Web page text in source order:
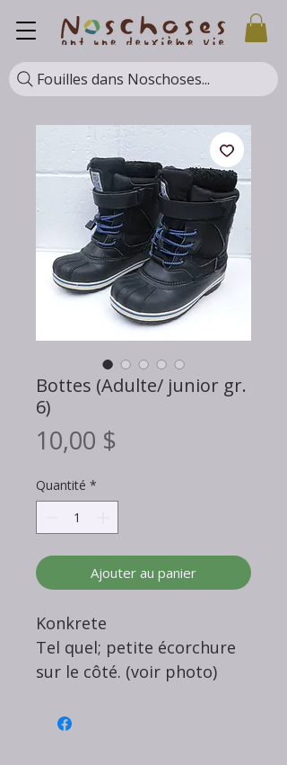
Fouilles dans Noschoses...
Bottes (Adulte/ junior gr.
6)
10,00 $
Quantité *
Ajouter au panier
Konkrete
Tel quel; petite écorchure
sur le côté. (voir photo)